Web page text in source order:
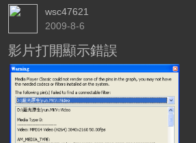
wsc47621
2009-8-6
影片打開顯示錯誤